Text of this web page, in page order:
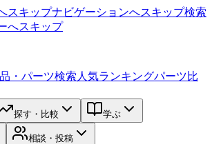
スキップナビゲーションへスキップ検索
へスキップ
・パーツ検索 人気ランキングパーツ比
探す・比較 学ぶ
相談・投稿